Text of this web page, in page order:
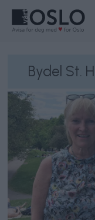
Bydel St.